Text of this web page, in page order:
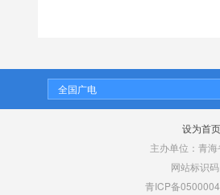
全国广电
设为首页
主办单位：青
网站标识
青ICP备